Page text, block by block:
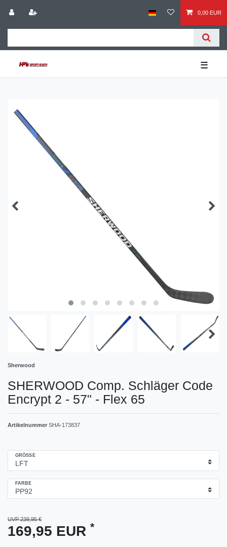
0,00 EUR
☰
Sherwood
SHERWOOD Comp. Schläger Code
Encrypt 2 - 57" - Flex 65
Artikelnummer SHA-173837
GRÖSSE
FARBE
UVP 239,95 €
169,95 EUR *